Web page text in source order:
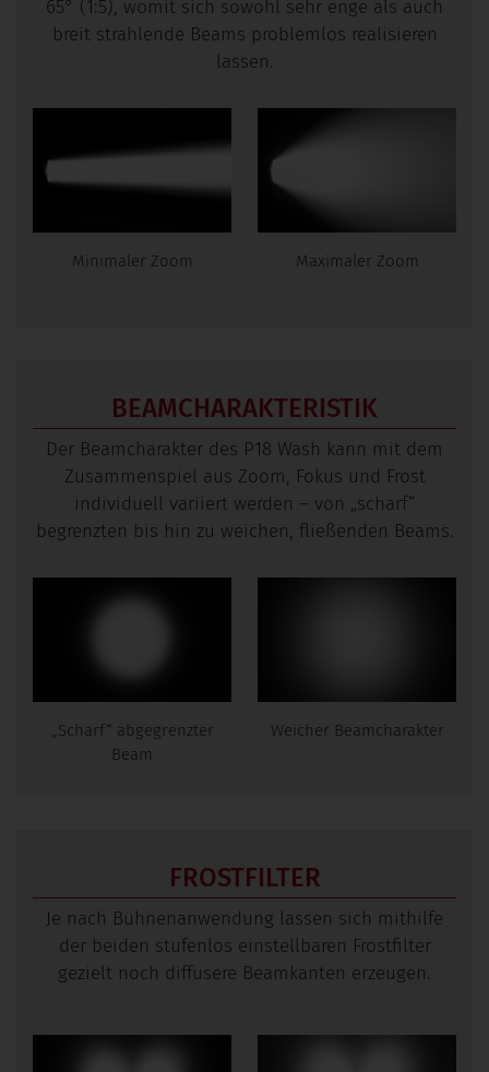
65° (1:5), womit sich sowohl sehr enge als auch
breit strahlende Beams problemlos realisieren
lassen.
Minimaler Zoom Maximaler Zoom
BEAMCHARAKTERISTIK
Der Beamcharakter des P18 Wash kann mit dem
Zusammenspiel aus Zoom, Fokus und Frost
individuell variiert werden – von „scharf“
begrenzten bis hin zu weichen, fließenden Beams.
„Scharf“ abgegrenzter
Beam
Weicher Beamcharakter
FROSTFILTER
Je nach Bühnenanwendung lassen sich mithilfe
der beiden stufenlos einstellbaren Frostfilter
gezielt noch diffusere Beamkanten erzeugen.